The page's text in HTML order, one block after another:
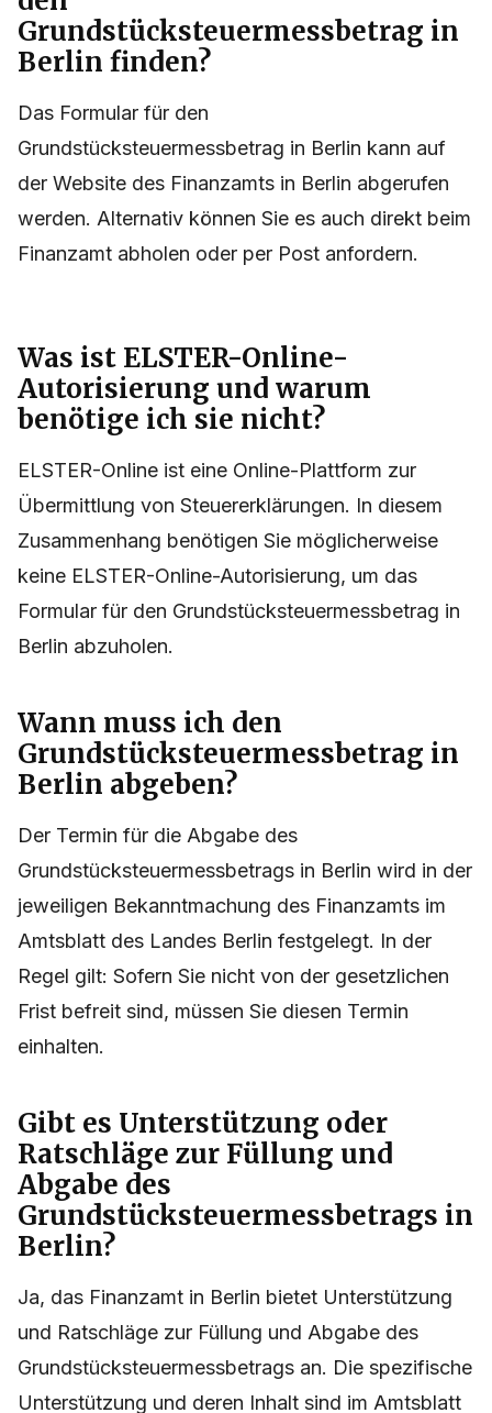
Wo kann ich das Formular für
den
Berlin finden?
Das Formular für den
Grundstücksteuermessbetrag in Berlin kann auf
der Website des Finanzamts in Berlin abgerufen
Was ist ELSTER-Online-
Autorisierung und warum
benötige ich sie nicht?
ELSTER-Online ist eine Online-Plattform zur
Übermittlung von Steuererklärungen. In diesem
Zusammenhang benötigen Sie möglicherweise
keine ELSTER-Online-Autorisierung, um das
Wann muss ich den
Grundstücksteuermessbetrag in
Berlin abgeben?
Der Termin für die Abgabe des
Grundstücksteuermessbetrags in Berlin wird in der
jeweiligen Bekanntmachung des Finanzamts im
Amtsblatt des Landes Berlin festgelegt. In der
Regel gilt: Sofern Sie nicht von der gesetzlichen
Gibt es Unterstützung oder
Ratschläge zur Füllung und
Abgabe des
Berlin?
Ja, das Finanzamt in Berlin bietet Unterstützung
und Ratschläge zur Füllung und Abgabe des